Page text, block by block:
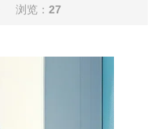
浏览： 27